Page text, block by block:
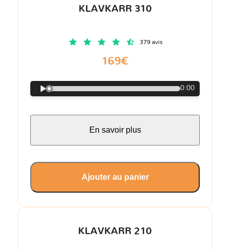
KLAVKARR 210
KLAVKARR 310
379 avis
169€
0:00
En savoir plus
Ajouter au panier